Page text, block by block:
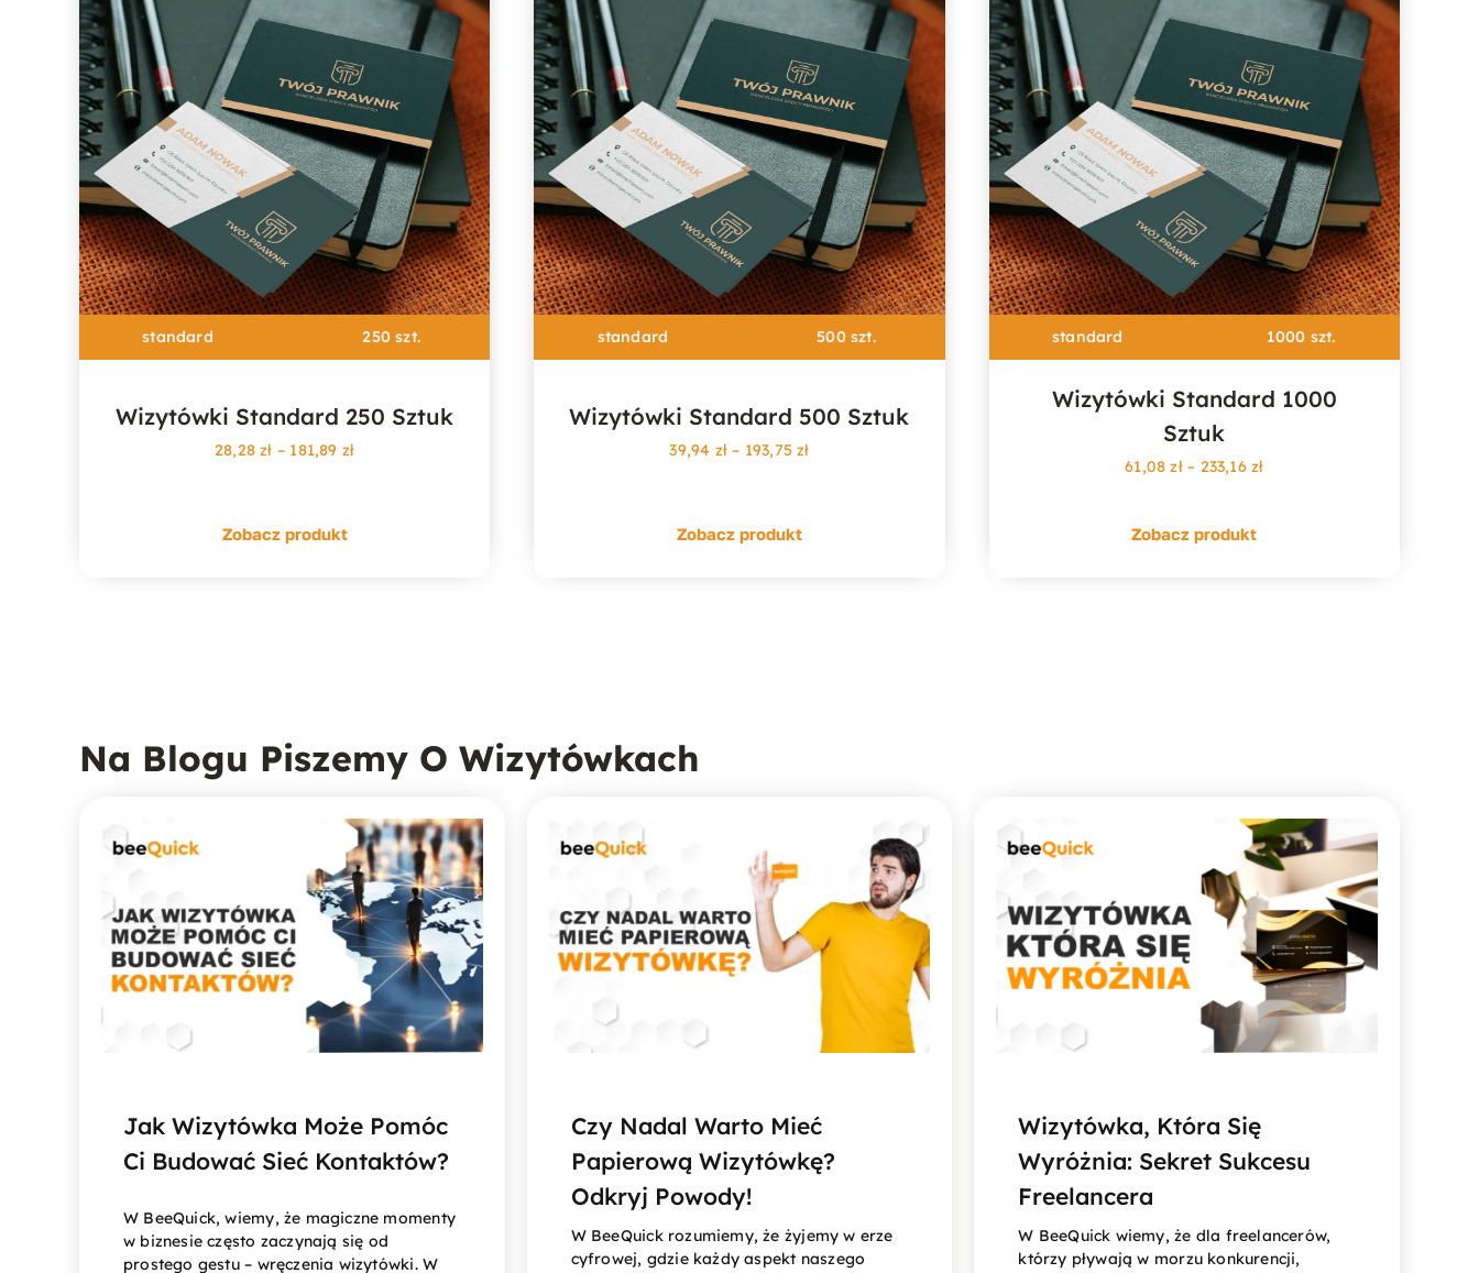
standard 250 szt.
Wizytówki Standard 250 Sztuk
28,28zł – 181,89 złZakres
Zobacz produkt
standard 500 szt.
Wizytówki Standard 500 Sztuk
39,94 zł – 193,75złZakres
Zobacz produkt
standard 1000 szt.
Wizytówki Standard 1000
Sztuk
61,08zł – 233,16złZakres
Zobacz produkt
Na Blogu Piszemy O Wizytówkach
Jak Wizytówka Może Pomóc
Ci Budować Sieć Kontaktów?
W BeeQuick, wiemy, że magiczne momenty
w biznesie często zaczynają się od
prostego gestu – wręczenia wizytówki. W
Czy Nadal Warto Mieć
Papierową Wizytówkę?
Odkryj Powody!
W BeeQuick rozumiemy, że żyjemy w erze
cyfrowej, gdzie każdy aspekt naszego
Wizytówka, Która Się
Wyróżnia: Sekret Sukcesu
Freelancera
W BeeQuick wiemy, że dla freelancerów,
którzy pływają w morzu konkurencji,